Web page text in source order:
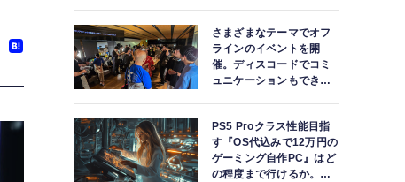
さまざまなテーマでオフ
ラインのイベントを開
催。ディスコードでコミ
ュニケーションもできま
PS5 Proクラス性能目指
す『OS代込みで12万円の
ゲーミング自作PC』はど
の程度まで行けるか。